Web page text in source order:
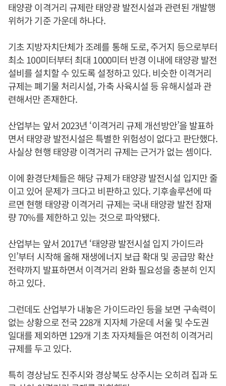
태양광 이격거리 규제란 태양광 발전시설과 관련된 개발행
위허가 기준 가운데 하나다.
기초 지방자치단체가 조례를 통해 도로, 주거지 등으로부터
최소 100미터부터 최대 1000미터 반경 이내에 태양광 발전
설비를 설치할 수 있도록 설정하고 있다. 비슷한 이격거리
규제는 폐기물 처리시설, 가축 사육시설 등 유해시설과 관
련해서만 존재한다.
산업부는 앞서 2023년 ‘이격거리 규제 개선방안’을 발표하
면서 태양광 발전시설은 특별한 위험성이 없다고 판단했다.
사실상 현행 태양광 이격거리 규제는 근거가 없는 셈이다.
이에 환경단체들은 해당 규제가 태양광 발전시설 입지만 줄
이고 있어 문제가 크다고 비판하고 있다. 기후솔루션에 따
르면 현행 태양광 이격거리 규제는 국내 태양광 발전 잠재
량 70%를 제한하고 있는 것으로 파악됐다.
산업부는 앞서 2017년 ‘태양광 발전시설 입지 가이드라
인’부터 시작해 올해 재생에너지 보급 확대 및 공급망 확산
전략까지 발표하면서 이격거리 완화 필요성을 충분히 인지
하고 있다.
그런데도 산업부가 내놓은 가이드라인 등을 보면 구속력이
없는 상황으로 전국 228개 지자체 가운데 서울 및 수도권
일대를 제외하면 129개 기초 자자체들은 여전히 이격거리
규제를 두고 있다.
특히 경상남도 진주시와 경상북도 상주시는 오히려 집과 도